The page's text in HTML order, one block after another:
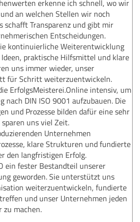
erkenne ich schnell, wo wir
an welchen Stellen wir noch
schafft Transparenz und gibt mir
Entscheidungen.
kontinuierliche Weiterentwicklung
praktische Hilfsmittel und klare
uns immer wieder, unser
für Schritt weiterzuentwickeln.
ErfolgsMeisterei.Online intensiv, um
nach DIN ISO 9001 aufzubauen. Die
und Prozesse bilden dafür eine sehr
uns viel Zeit.
Unternehmen
klare Strukturen und fundierte
den langfristigen Erfolg.
ein fester Bestandteil unserer
geworden. Sie unterstützt uns
weiterzuentwickeln, fundierte
und unser Unternehmen jeden
zu machen.